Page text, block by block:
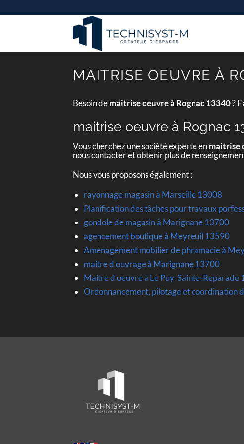
au
MAITRISE OEUVRE À
Besoin demaitrise oeuvre à Rognac 13340?
maitrise oeuvre à Rognac
Vous cherchez une société experte enmaitrise
nous contacter et obtenir plus de
Nous vous proposons également :
rayonnage magasin à Marseille 13008
Planification des tâches pour travaux
gondole de magasin à Marignane 13700
agencement boutique à Meyreuil 13590
Amenagement mobilier de phramacie à
maitre d ouvrage à Marignane 13700
Maitre d oeuvre à Le Puy-Sainte-Reparade
Ordonnancement, pilotage et coordination